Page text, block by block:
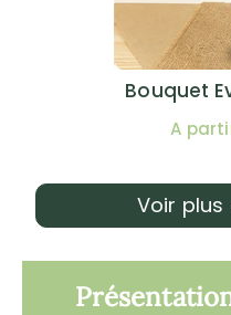
Bouquet
A
Voir